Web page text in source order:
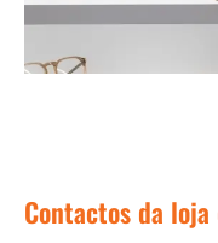
Contactos da